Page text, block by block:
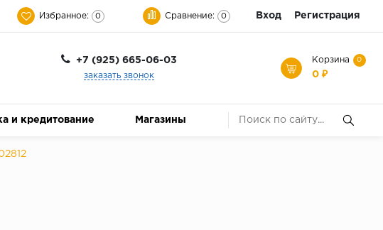
Избранное: 0 Сравнение: 0 Вход Регистрация
+7 (925) 665-06-03
заказать звонок
Корзина 0
0 ₽
и кредитование Магазины